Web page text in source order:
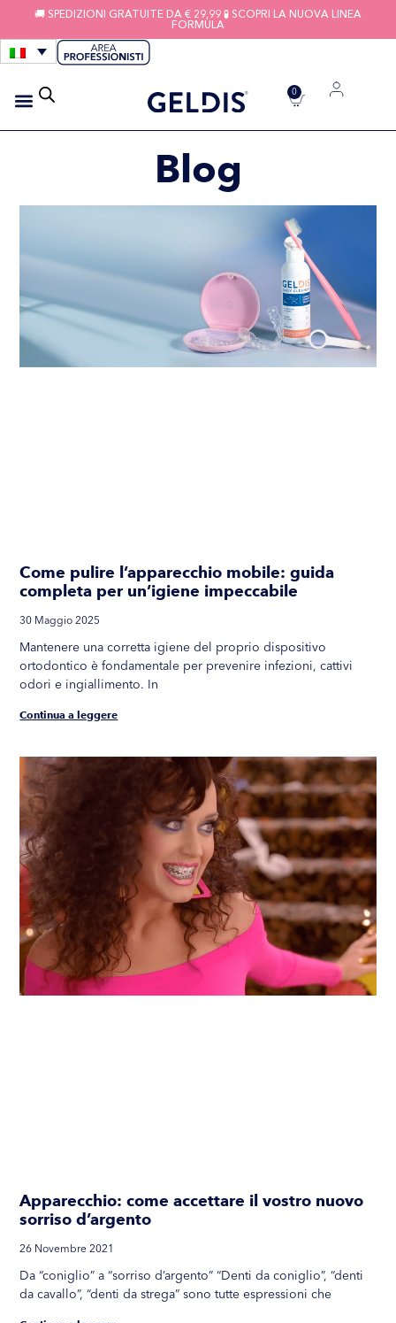
🚚 SPEDIZIONI GRATUITE DA € 29,99 🧪 SCOPRI LA NUOVA LINEA
FORMULA
0
Blog
Come pulire l’apparecchio mobile: guida
completa per un’igiene impeccabile
30 Maggio 2025
Mantenere una corretta igiene del proprio dispositivo
ortodontico è fondamentale per prevenire infezioni, cattivi
odori e ingiallimento. In
Continua a leggere
Apparecchio: come accettare il vostro nuovo
sorriso d’argento
26 Novembre 2021
Da “coniglio” a “sorriso d’argento” “Denti da coniglio”, “denti
da cavallo”, “denti da strega” sono tutte espressioni che